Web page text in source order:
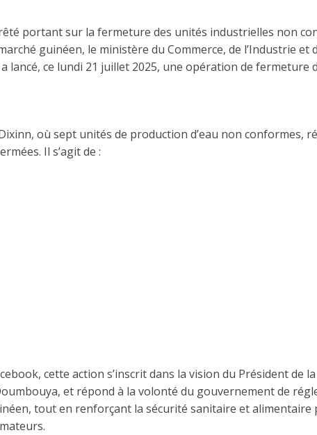
portant sur la fermeture des unités industrielles non
guinéen, le ministère du Commerce, de l’Industrie et
lancé, ce lundi 21 juillet 2025, une opération de fermeture
où sept unités de production d’eau non conformes,
Il s’agit de :
cette action s’inscrit dans la vision du Président de la
et répond à la volonté du gouvernement de
tout en renforçant la sécurité sanitaire et alimentaire